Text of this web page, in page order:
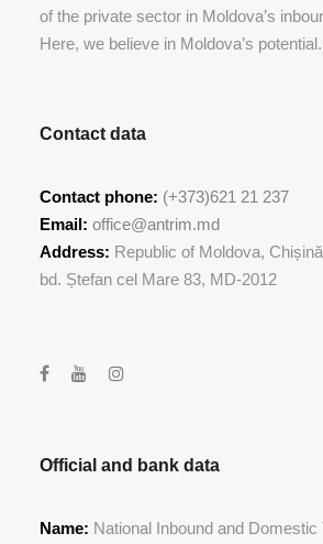
of the private sector in Moldova’s
Here, we believe in Moldova’s potential.
Contact data
Contact phone: (+373)621 21 237
Email: office@antrim.md
Address: Republic of Moldova,
bd. Ștefan cel Mare 83, MD-2012
Official and bank data
Name: National Inbound and